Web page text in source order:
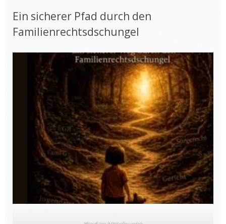
Ein sicherer Pfad durch den
Familienrechtsdschungel